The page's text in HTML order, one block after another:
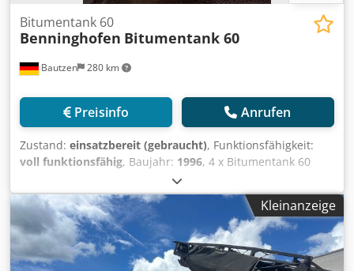
Bautzen 280 km
Bitumentank 60
Benninghofen Bitumentank 60
Preisinfo Anrufen
Zustand: einsatzbereit (gebraucht), Funktionsfähigkeit:
voll funktionsfähig, Baujahr: 1996, 4 x Bitumentank 60
000l, gebraucht -bei Bedarf mit kompletter Verrohrung
Codjzqu Ubepfx Adrerf
Kleinanzeige